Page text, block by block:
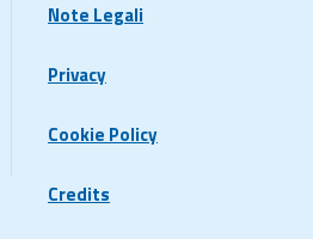
Note Legali
Privacy
Cookie Policy
Credits